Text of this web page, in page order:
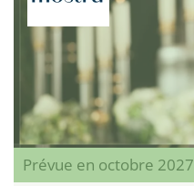
Prévue en octobre 2027